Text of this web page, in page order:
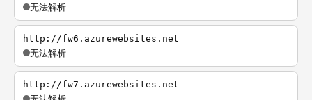
无法解析
http://fw6.azurewebsites.net
无法解析
http://fw7.azurewebsites.net